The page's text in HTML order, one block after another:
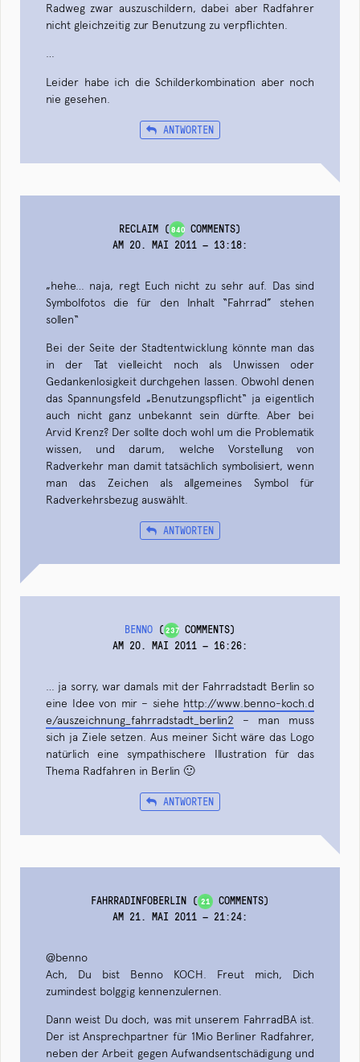
Radweg zwar auszuschildern, dabei aber Radfahrer
nicht gleichzeitig zur Benutzung zu verpflichten.
…
Leider habe ich die Schilderkombination aber noch
nie gesehen.
ANTWORTEN
RECLAIM ( 840 COMMENTS)
AM 20. MAI 2011 — 13:18:
„hehe… naja, regt Euch nicht zu sehr auf. Das sind
Symbolfotos die für den Inhalt “Fahrrad” stehen
sollen“
Bei der Seite der Stadtentwicklung könnte man das
in der Tat vielleicht noch als Unwissen oder
Gedankenlosigkeit durchgehen lassen. Obwohl denen
das Spannungsfeld „Benutzungspflicht“ ja eigentlich
auch nicht ganz unbekannt sein dürfte. Aber bei
Arvid Krenz? Der sollte doch wohl um die Problematik
wissen, und darum, welche Vorstellung von
Radverkehr man damit tatsächlich symbolisiert, wenn
man das Zeichen als allgemeines Symbol für
Radverkehrsbezug auswählt.
ANTWORTEN
BENNO (237 COMMENTS)
AM 20. MAI 2011 — 16:26:
… ja sorry, war damals mit der Fahrradstadt Berlin so
eine Idee von mir – siehe http://www.benno-koch.d
e/auszeichnung_fahrradstadt_berlin2 – man muss
sich ja Ziele setzen. Aus meiner Sicht wäre das Logo
natürlich eine sympathischere Illustration für das
Thema Radfahren in Berlin 🙂
ANTWORTEN
FAHRRADINFOBERLIN ( 21
COMMENTS)
AM 21. MAI 2011 — 21:24:
@benno
Ach, Du bist Benno KOCH. Freut mich, Dich
zumindest bolggig kennenzulernen.
Dann weist Du doch, was mit unserem FahrradBA ist.
Der ist Ansprechpartner für 1Mio Berliner Radfahrer,
neben der Arbeit gegen Aufwandsentschädigung und